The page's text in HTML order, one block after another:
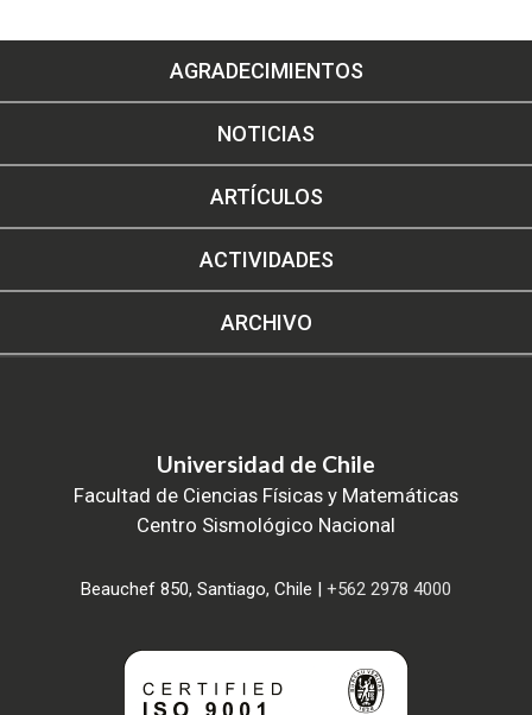
AGRADECIMIENTOS
NOTICIAS
ARTÍCULOS
ACTIVIDADES
ARCHIVO
Universidad de Chile
Facultad de Ciencias Físicas y Matemáticas
Centro Sismológico Nacional
Beauchef 850, Santiago, Chile | +562 2978 4000